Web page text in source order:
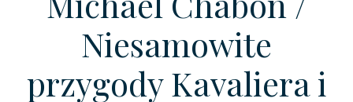
Niesamowite
przygody Kavaliera i